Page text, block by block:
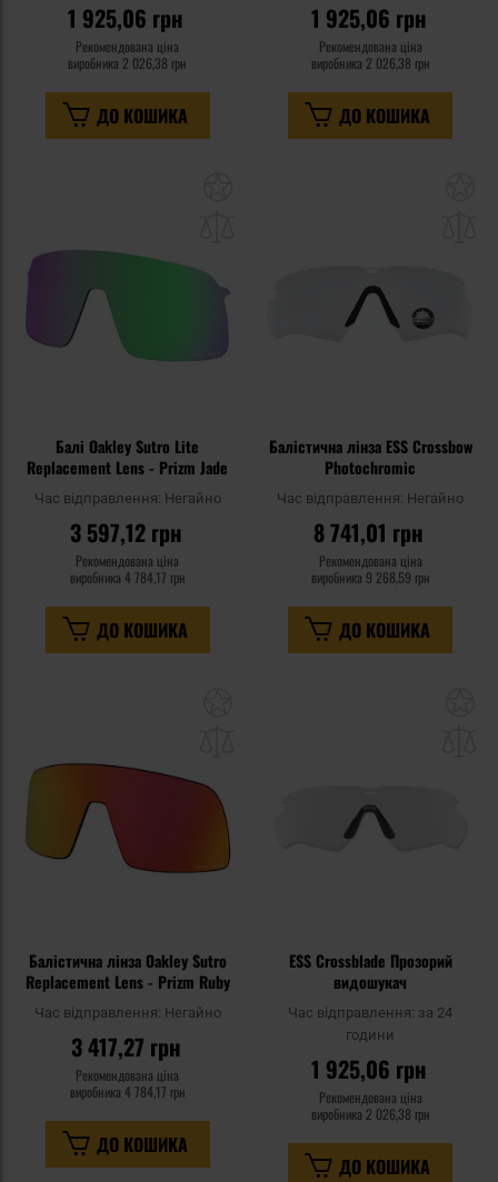
1 925,06 грн
Рекомендована ціна
виробника 2 026,38 грн
ДО КОШИКА
1 925,06 грн
Рекомендована ціна
виробника 2 026,38 грн
ДО КОШИКА
Балі Oakley Sutro Lite
Replacement Lens - Prizm Jade
Час відправлення: Негайно
3 597,12 грн
Рекомендована ціна
виробника 4 784,17 грн
ДО КОШИКА
Балістична лінза ESS Crossbow
Photochromic
Час відправлення: Негайно
8 741,01 грн
Рекомендована ціна
виробника 9 268,59 грн
ДО КОШИКА
Балістична лінза Oakley Sutro
Replacement Lens - Prizm Ruby
Час відправлення: Негайно
3 417,27 грн
Рекомендована ціна
виробника 4 784,17 грн
ДО КОШИКА
ESS Crossblade Прозорий
видошукач
Час відправлення: за 24
години
1 925,06 грн
Рекомендована ціна
виробника 2 026,38 грн
ДО КОШИКА